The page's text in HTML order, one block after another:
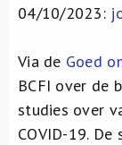
04/10/2023:
Via de Goed
BCFI over de
studies over
COVID-19.